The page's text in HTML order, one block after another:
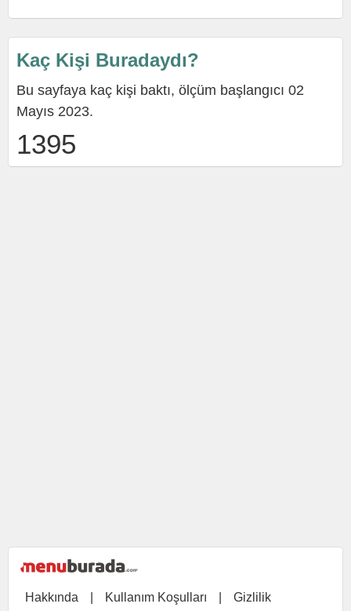
Kaç Kişi Buradaydı?
Bu sayfaya kaç kişi baktı, ölçüm başlangıcı 02
Mayıs 2023.
1395
Hakkında Kullanım Koşulları Gizlilik